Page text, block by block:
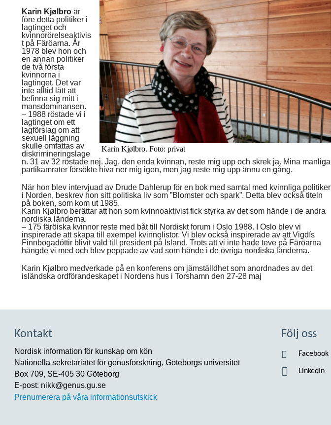
Íslenska
Karin Kjølbro. Foto: privat
Karin Kjølbro är
före detta politiker i
lagtinget och
kvinnorörelseaktivis
t på Färöarna. År
1978 blev hon och
en annan politiker
de två första
kvinnorna i
lagtinget. Det var
inte alltid lätt att
befinna sig mitt i
mansdominansen.
– 1988 röstade vi i
lagtinget om ett
lagförslag om att
sexuell läggning
skulle omfattas av
diskrimineringslage
n. 31 av 32 röstade nej. Jag, den enda kvinnan, reste mig upp och skrek ja. Mina manliga
partikamrater försökte hiva ner mig igen, men jag reste mig upp ännu en gång.
När hon blev intervjuad av Drude Dahlerup för en bok med samtal med kvinnliga politiker
i Norden, beskrev hon sitt politiska liv som ”Blomster och spark”. Detta blev också titeln
på boken, som kom ut 1985.
Karin Kjølbro berättar att hon som kvinnoaktivist fick styrka av det som hände i de andra
nordiska länderna.
– 175 färöiska kvinnor reste med båt till Nordiskt forum i Oslo 1988. I Oslo blev vi
inspirerade att skapa till exempel kvinnolistor. Vi blev också inspirerade av att Vigdís
Finnbogadóttir blivit vald till president på Island. Trots att vi inte hade teve på Färöarna
hängde vi med och blev peppade av vad som hände i de övriga nordiska länderna.
Karin Kjølbro medverkade på en konferens om jämställdhet som anordnades av det
isländska ordförandeskapet i Nordens hus i Torshamn den 27-28 maj
Kontakt
Nordisk information för kunskap om kön
Nationella sekretariatet för genusforskning, Göteborgs universitet
Box 709, SE-405 30 Göteborg
E-post: nikk@genus.gu.se
Prenumerera på våra informationsutskick
Följ oss
Facebook
LinkedIn